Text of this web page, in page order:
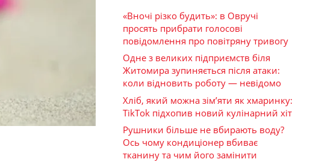
«Вночі різко будить»: в Овручі
просять прибрати голосові
повідомлення про повітряну тривогу
Одне з великих підприємств біля
Житомира зупиняється після атаки:
коли відновить роботу — невідомо
Хліб, який можна зім’яти як хмаринку:
TikTok підхопив новий кулінарний хіт
Рушники більше не вбирають воду?
Ось чому кондиціонер вбиває
тканину та чим його замінити